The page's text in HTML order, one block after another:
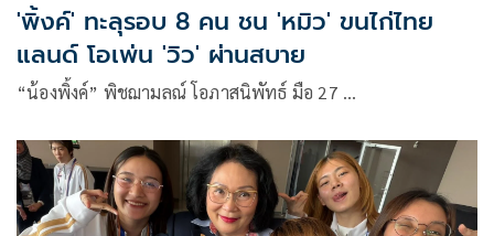
'พิ้งค์' ทะลุรอบ 8 คน ชน 'หมิว' ขนไก่ไทย
แลนด์ โอเพ่น 'วิว' ผ่านสบาย
“น้องพิ้งค์” พิชฌามลณ์ โอภาสนิพัทธ์ มือ 27 …